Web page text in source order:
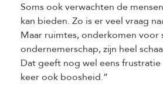
Soms ook verwachten de
kan bieden. Zo is er veel vraag
Maar ruimtes, onderkomen voor
ondernemerschap, zijn heel
Dat geeft nog wel eens frustratie
keer ook boosheid.”